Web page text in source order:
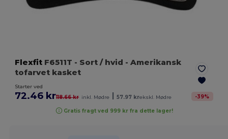
Flexfit F6511T - Sort / hvid - Amerikansk
tofarvet kasket
Starter ved
72.46 kr118.66 kr inkl. Mødre 57.97 krekskl. Mødre -39%
Gratis fragt ved 999 kr fra dette lager!